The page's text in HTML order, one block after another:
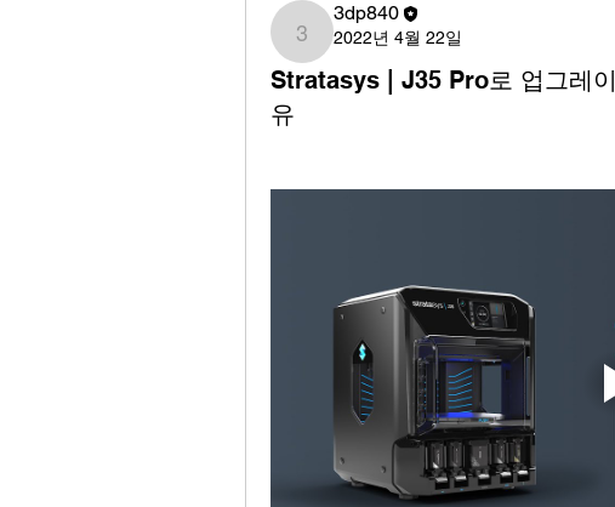
3dp840
3dp840
2022년 4월 22일
Stratasys | J35 Pro로 업그레
유